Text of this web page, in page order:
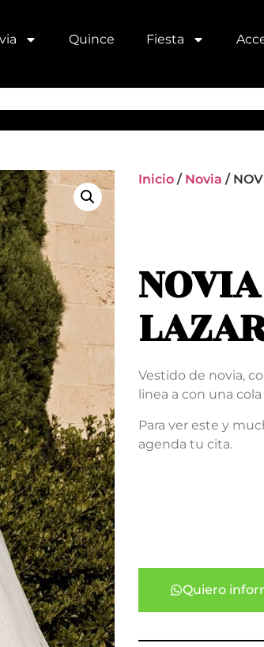
Quince Fiesta
Inicio / Novia /
Vestido de novia,
linea a con una
Para ver este y
agenda tu cita.
Quiero